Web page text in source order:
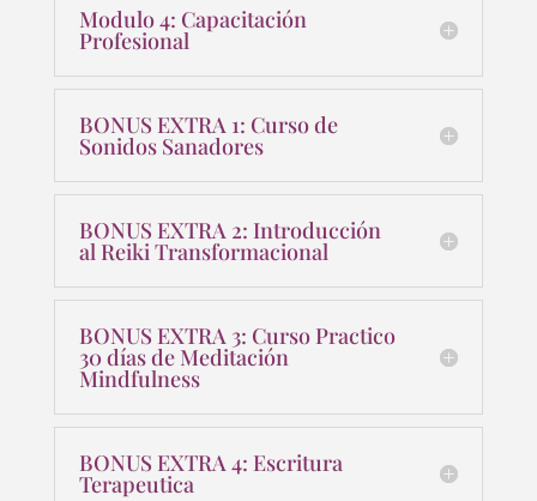
Modulo 4: Capacitación
Profesional
BONUS EXTRA 1: Curso de
Sonidos Sanadores
BONUS EXTRA 2: Introducción
al Reiki Transformacional
BONUS EXTRA 3: Curso Practico
30 días de Meditación
Mindfulness
BONUS EXTRA 4: Escritura
Terapeutica